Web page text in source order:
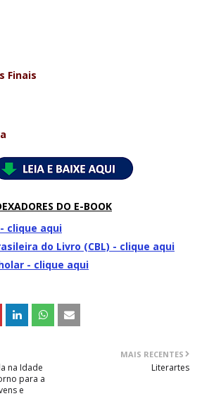
Finais
DO E-BOOK
- clique aqui
do Livro (CBL) - clique aqui
- clique aqui
MAIS RECENTES
Literartes
na Idade
para a
e